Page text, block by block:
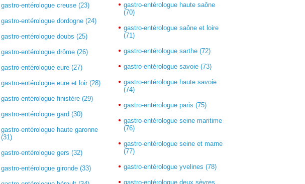
gastro-entérologue creuse (23)
gastro-entérologue dordogne (24)
gastro-entérologue doubs (25)
gastro-entérologue drôme (26)
gastro-entérologue eure (27)
gastro-entérologue eure et loir (28)
gastro-entérologue finistère (29)
gastro-entérologue gard (30)
gastro-entérologue haute garonne
(31)
gastro-entérologue gers (32)
gastro-entérologue gironde (33)
gastro-entérologue haute saône
(70)
gastro-entérologue saône et loire
(71)
gastro-entérologue sarthe (72)
gastro-entérologue savoie (73)
gastro-entérologue haute savoie
(74)
gastro-entérologue paris (75)
gastro-entérologue seine maritime
(76)
gastro-entérologue seine et marne
(77)
gastro-entérologue yvelines (78)
gastro-entérologue deux sèvres